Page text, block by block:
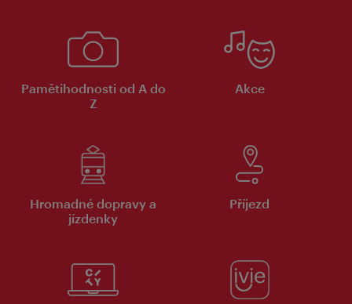
Pamětihodnosti od A do
Z
Akce
Hromadné dopravy a
jízdenky
Příjezd